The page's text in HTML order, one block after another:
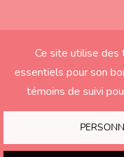
Ce site utilise des
essentiels pour son
témoins de suivi
derniers seront